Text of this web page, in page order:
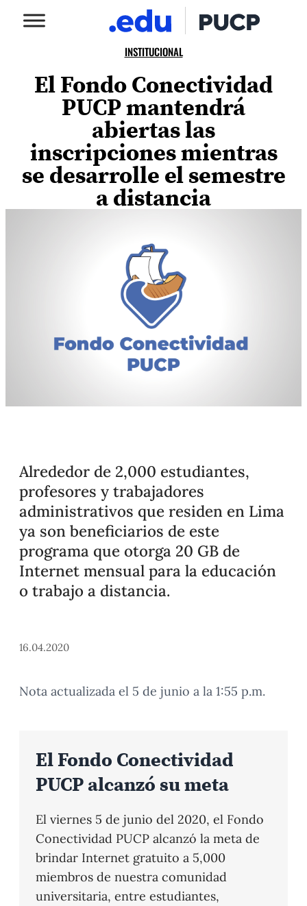
INSTITUCIONAL
El Fondo Conectividad
PUCP mantendrá
abiertas las
inscripciones mientras
se desarrolle el semestre
a distancia
Alrededor de 2,000 estudiantes,
profesores y trabajadores
administrativos que residen en Lima
ya son beneficiarios de este
programa que otorga 20 GB de
Internet mensual para la educación
o trabajo a distancia.
16.04.2020
Nota actualizada el 5 de junio a la 1:55 p.m.
El Fondo Conectividad
PUCP alcanzó su meta
El viernes 5 de junio del 2020, el Fondo
Conectividad PUCP alcanzó la meta de
brindar Internet gratuito a 5,000
miembros de nuestra comunidad
universitaria, entre estudiantes,